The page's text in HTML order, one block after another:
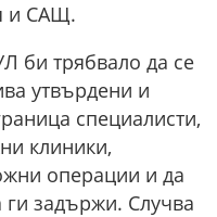
и САЩ.
би трябвало да се
утвърдени и
специалисти,
клиники,
операции и да
задържи. Случва